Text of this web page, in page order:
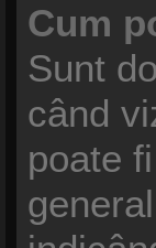
Cum
Sunt
când
poate